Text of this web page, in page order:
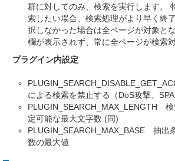
群に対してのみ、検索を実行します。
索したい場合、検索処理がより早く終
択しなかった場合は全ページが対象と
欄が表示されず、常に全ページが検索
プラグイン内設定
による検索を禁止する（DoS攻撃、
PLUGIN_SEARCH_MAX_LENGTH
定可能な最大文字数 (同)
PLUGIN_SEARCH_MAX_BASE 抽出
数の最大値